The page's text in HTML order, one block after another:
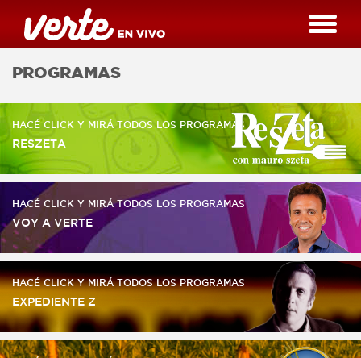
PROGRAMAS
HACÉ CLICK Y MIRÁ TODOS LOS PROGRAMAS
RESZETA
HACÉ CLICK Y MIRÁ TODOS LOS PROGRAMAS
VOY A VERTE
HACÉ CLICK Y MIRÁ TODOS LOS PROGRAMAS
EXPEDIENTE Z